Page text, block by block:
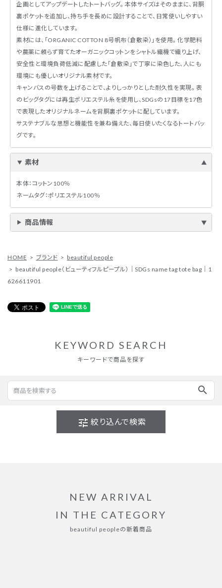
企画としてアップデートしたトートバッグ。 本体サイズはそのままに、背胴
裏ポケットを追加し、持ち手を長めに設計することで、日常使いしやすい
仕様に進化しています。
素材には、「ORGANIC COTTON 8号帆布（倉敷染）」を使用。 化学肥料
や農薬に頼らず育てたオーガニックコットンをシャトル織機で織り上げ、
安全性と環境負荷低減に配慮した「倉敷染」で丁寧に染色した、人にも
環境にも優しいオリジナル素材です。
キャンバスの号数を上げることで、よりしっかりとした耐久性を実現。 表
のビッグタグには再生ポリエステル糸を使用し、SDGsの17目標を17色
で表現したオリジナルネームを背胴裏ポケットに配しています。
サステナブルな思想と機能性を兼ね備えた、毎日使いたくなるトートバッ
グです。
素材
本体：コットン100％
ネームタグ：ポリエステル100％
商品情報
HOME ブランド
beautiful people
beautiful people（ビューティフルピープル）｜SDGs name tag tote bag｜1
626611901
KEYWORD SEARCH
キーワードで商品を探す
search
tune 絞り込んで検索
NEW ARRIVAL
IN THE CATEGORY
beautiful peopleの新着商品